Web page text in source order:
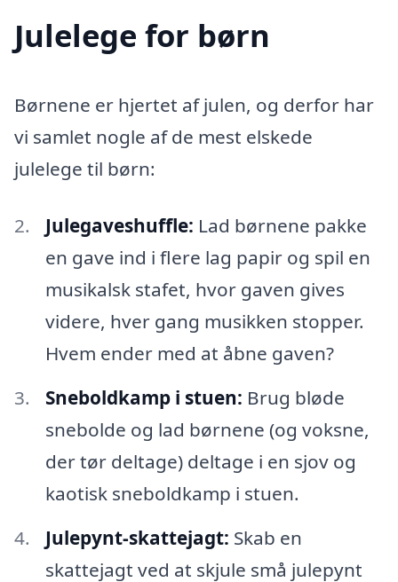
Julelege for børn
Børnene er hjertet af julen, og derfor har
vi samlet nogle af de mest elskede
julelege til børn:
Julegaveshuffle: Lad børnene pakke
en gave ind i flere lag papir og spil en
musikalsk stafet, hvor gaven gives
videre, hver gang musikken stopper.
Hvem ender med at åbne gaven?
Sneboldkamp i stuen: Brug bløde
snebolde og lad børnene (og voksne,
der tør deltage) deltage i en sjov og
kaotisk sneboldkamp i stuen.
Julepynt-skattejagt: Skab en
skattejagt ved at skjule små julepynt